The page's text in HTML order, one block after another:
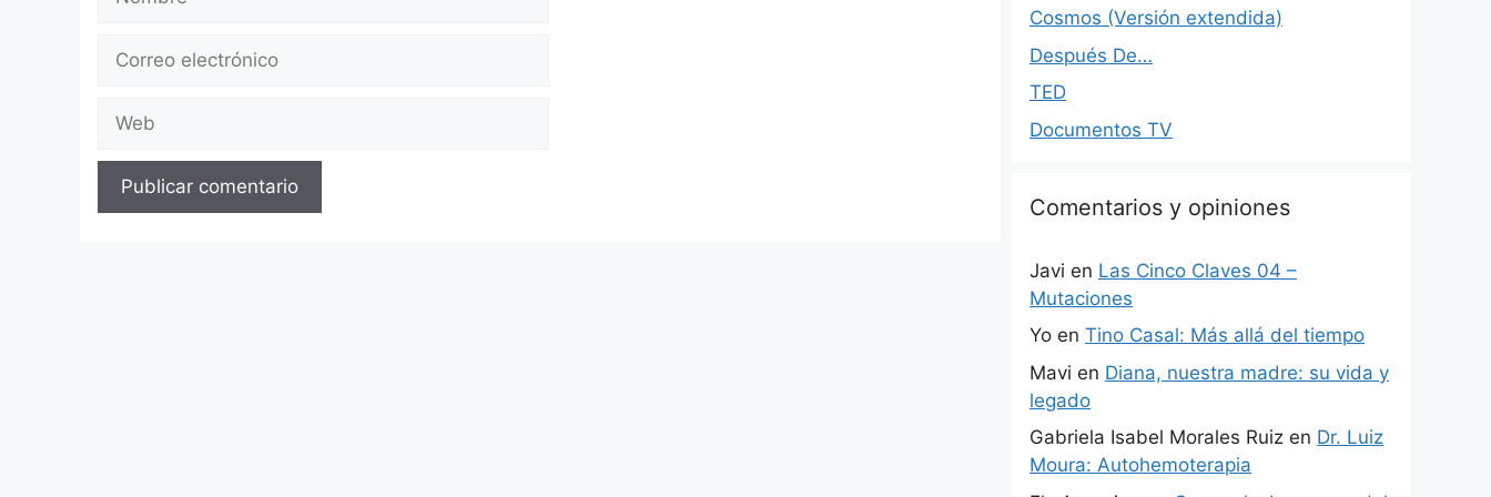
Correo
Web
Cosmos (Versión extendida)
Después De…
TED
Documentos TV
Comentarios y opiniones
Javi en Las Cinco Claves 04 –
Mutaciones
Yo en Tino Casal: Más allá del tiempo
Mavi en Diana, nuestra madre: su vida y
legado
Gabriela Isabel Morales Ruiz en Dr. Luiz
Moura: Autohemoterapia